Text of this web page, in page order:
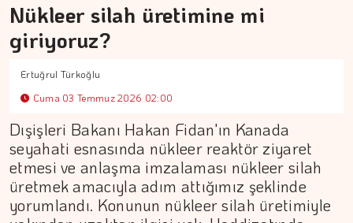
Nükleer silah üretimine mi
giriyoruz?
Ertuğrul Türkoğlu
Cuma 03 Temmuz 2026 02:00
Dışişleri Bakanı Hakan Fidan'ın Kanada
seyahati esnasında nükleer reaktör ziyaret
etmesi ve anlaşma imzalaması nükleer silah
üretmek amacıyla adım attığımız şeklinde
yorumlandı. Konunun nükleer silah üretimiyle
ERDEM İLBEYİ
Çıkış kapısında kuyruk…